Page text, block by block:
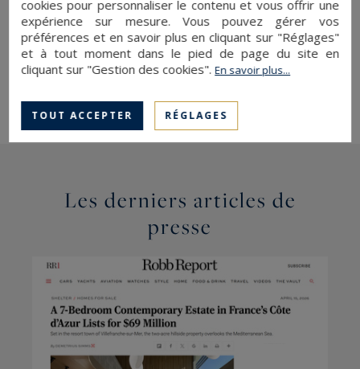
d’exception sur la Côte d’Azur.
À lire sur Le Figaro Immobilier :Vente aux
enchères d’un château du XVIe siècle à
Les derniers articles de
presse
cookies pour personnaliser le contenu et vous offrir une
expérience sur mesure. Vous pouvez gérer vos
préférences et en savoir plus en cliquant sur "Réglages"
et à tout moment dans le pied de page du site en
cliquant sur "Gestion des cookies".En savoir plus...
TOUT ACCEPTER RÉGLAGES